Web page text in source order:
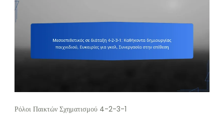
Ρόλοι Παικτών Σχηματισμού 4-2-3-1